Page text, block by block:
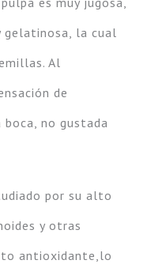
gelatinosa, la cual
Al
de
no gustada
por su alto
y otras
antioxidante,lo